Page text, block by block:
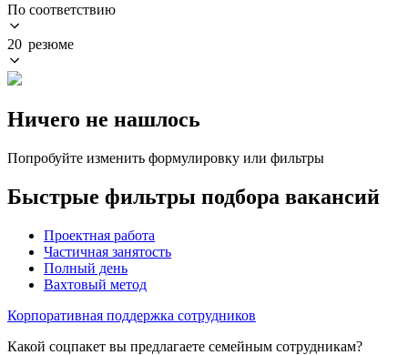
По соответствию
20 резюме
Ничего не нашлось
Попробуйте изменить формулировку или фильтры
Быстрые фильтры подбора вакансий
Проектная работа
Частичная занятость
Полный день
Вахтовый метод
Корпоративная поддержка сотрудников
Какой соцпакет вы предлагаете семейным сотрудникам?